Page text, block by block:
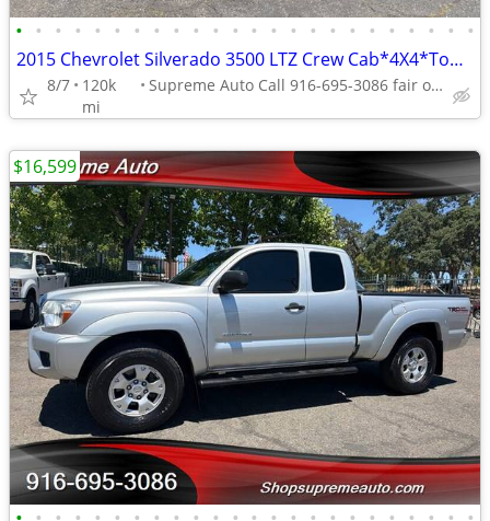
• • • • • • • • • • • • • • • • • • • • • • • •
2015 Chevrolet Silverado 3500 LTZ Crew Cab*4X4*Tow Package*Z71 Package
8/7
120k
mi
Supreme Auto Call 916-695-3086 fair oaks
$16,599